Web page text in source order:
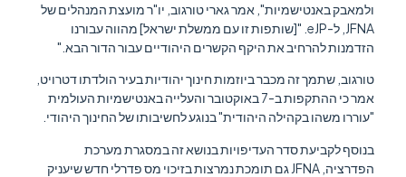
ולמאבק באנטישמיות", אמר גארי טורגוב, יו"ר מועצת המנהלים של
JFNA, ל-eJP. "[שותפות זו עם ממשלת ישראל] מהווה עבורנו
הזדמנות להרחיב את היקף הקשרים היהודיים עבור הדור הבא."
טורגוב, שתמך זה מכבר ביוזמות חינוך יהודיות בעיר הולדתו דטרויט,
אמר כי ההתקפות ב-7 באוקטובר והעלייה באנטישמיות העולמית
"עוררו משהו בקהילה היהודית" בנוגע לחשיבותו של החינוך היהודי.
בנוסף לקביעת סדר העדיפויות בנושא זה במסגרת מערכת
הפדרציה, JFNA גם תומכת נמרצות בזיכוי מס פדרלי חדש שיעניק